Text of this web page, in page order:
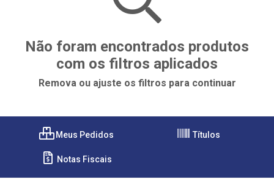
Não foram encontrados produtos
com os filtros aplicados
Remova ou ajuste os filtros para continuar
Meus Pedidos Títulos
Notas Fiscais